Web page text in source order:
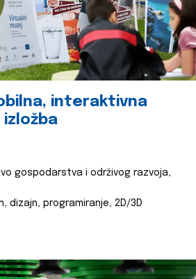
interaktivna
gospodarstva i održivog razvoja,
dizajn, programiranje, 2D/3D